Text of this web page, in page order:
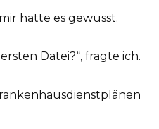
hatte es gewusst.
Datei?“, fragte ich.